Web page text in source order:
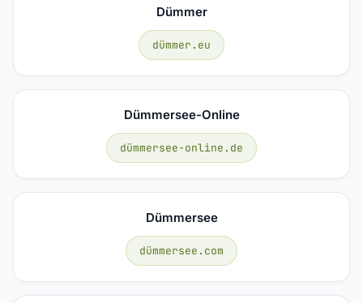
Dümmer
dümmer.eu
Dümmersee-Online
dümmersee-online.de
Dümmersee
dümmersee.com